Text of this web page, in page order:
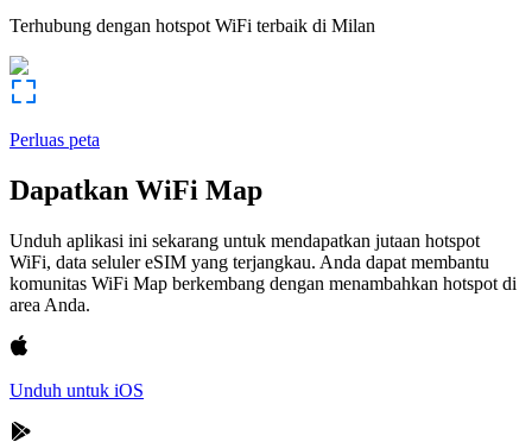
Terhubung dengan hotspot WiFi terbaik di Milan
Perluas peta
Dapatkan WiFi Map
Unduh aplikasi ini sekarang untuk mendapatkan jutaan hotspot
WiFi, data seluler eSIM yang terjangkau. Anda dapat membantu
komunitas WiFi Map berkembang dengan menambahkan hotspot di
area Anda.
Unduh untuk iOS